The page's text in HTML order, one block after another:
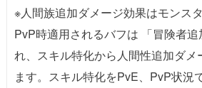
※人間族追加ダメージ効果はモンス
PvP時適用されるバフは 「冒険者
れ、スキル特化から人間性追加ダ
ます。スキル特化をPvE、PvP状況